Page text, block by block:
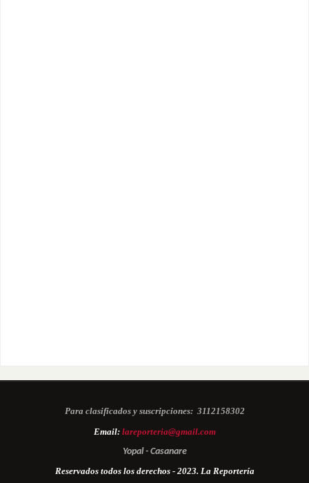
Para clasificados y suscripciones: 3112158302
Email: lareporteria@gmail.com
Yopal - Casanare
Reservados todos los derechos - 2023. La Reportería